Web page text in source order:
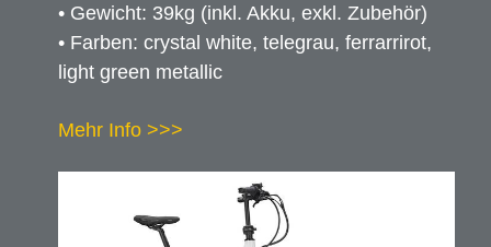
Patria
vsf fahrradmanufaktur
• Gewicht: 39kg (inkl. Akku, exkl. Zubehör)
• Farben: crystal white, telegrau, ferrarrirot,
light green metallic
Mehr Info >>>